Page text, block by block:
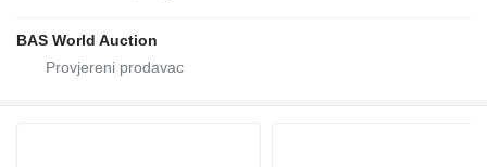
BAS World Auction